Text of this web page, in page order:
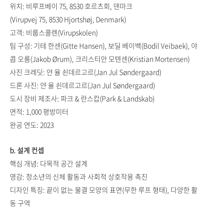
위치: 비루프베이 75, 8530 호르츠회, 덴마크
(Virupvej 75, 8530 Hjortshøj, Denmark)
고객: 비룹스콜렌(Virupskolen)
팀 구성: 기테 한센(Gitte Hansen), 보딜 베이백(Bodil Veibaek), 야
콥 오룸(Jakob Ørum), 크리스티안 모텐센(Kristian Mortensen)
사진 크레딧: 얀 율 쇤데르고르(Jan Jul Søndergaard)
드론 사진: 얀 율 쇤데르고르(Jan Jul Søndergaard)
도시 장비 제조사: 파크 & 란스캅(Park & Landskab)
면적: 1,000 평방미터
완공 연도: 2023
b. 설계 컨셉
핵심 개념: 다목적 공간 설계
영감: 청소년의 신체 활동과 사회적 상호작용 촉진
디자인 특징: 끝이 없는 물결 모양의 표면(무한 루프 형태), 다양한 활
동 구역